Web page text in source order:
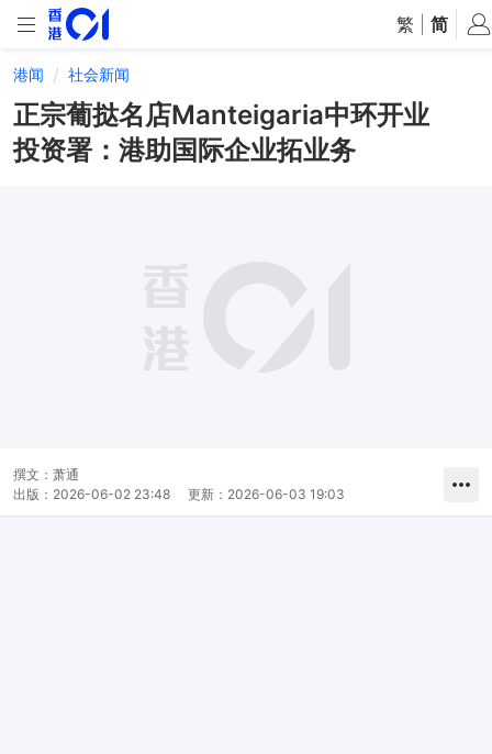
繁 简
港闻 社会新闻
正宗葡挞名店Manteigaria中环开业
投资署：港助国际企业拓业务
撰文： 萧通
出版： 2026-06-02 23:48 更新： 2026-06-03 19:03